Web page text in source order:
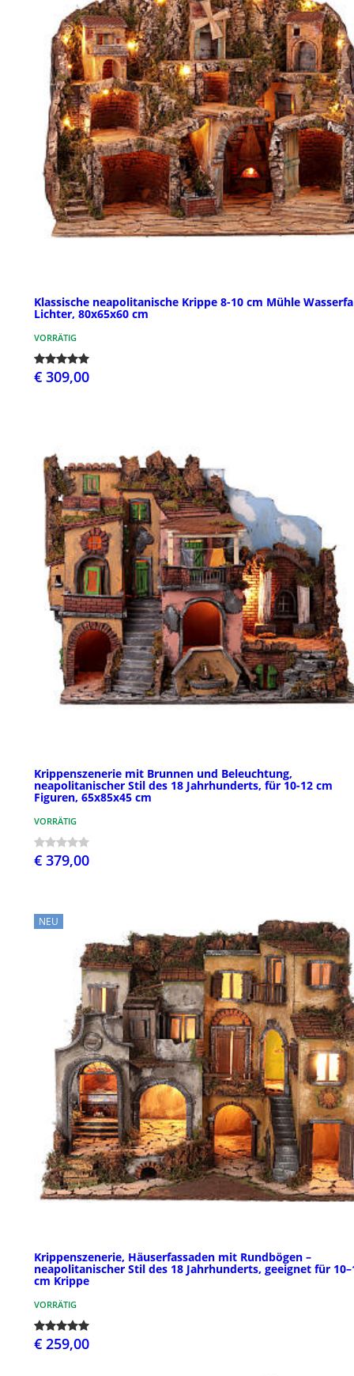
Klassische neapolitanische Krippe 8-10 cm Mühle
Lichter, 80x65x60 cm
VORRÄTIG
€ 309,00
Krippenszenerie mit Brunnen und Beleuchtung,
neapolitanischer Stil des 18 Jahrhunderts, für 10-12 cm
Figuren, 65x85x45 cm
VORRÄTIG
€ 379,00
NEU
Krippenszenerie, Häuserfassaden mit Rundbögen –
neapolitanischer Stil des 18 Jahrhunderts, geeignet für
cm Krippe
VORRÄTIG
€ 259,00